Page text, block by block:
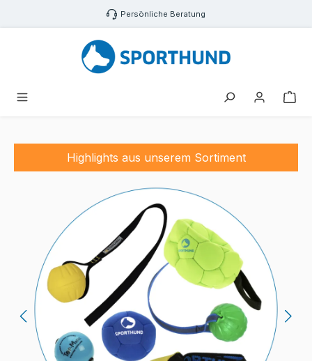
Zum Hauptinhalt springen Persönliche Beratung
Sporthund
Sporthund
Sporthund
HETZARM
Hundlands
Sporthund
Highlights aus unserem Sortiment